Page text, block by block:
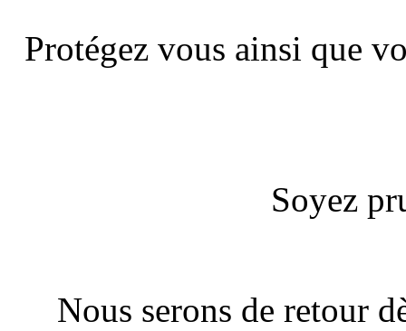
Protégez vous ainsi que
Soyez
Nous serons de retour